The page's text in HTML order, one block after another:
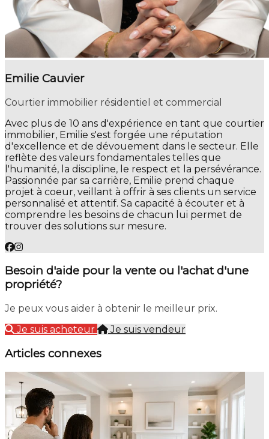
Emilie Cauvier
Courtier immobilier résidentiel et commercial
Avec plus de 10 ans d'expérience en tant que courtier
immobilier, Emilie s'est forgée une réputation
d'excellence et de dévouement dans le secteur. Elle
reflète des valeurs fondamentales telles que
l'humanité, la discipline, le respect et la persévérance.
Passionnée par sa carrière, Emilie prend chaque
projet à coeur, veillant à offrir à ses clients un service
personnalisé et attentif. Sa capacité à écouter et à
comprendre les besoins de chacun lui permet de
trouver des solutions sur mesure.
Besoin d'aide pour la vente ou l'achat d'une
propriété?
Je peux vous aider à obtenir le meilleur prix.
Je suis acheteur
Je suis vendeur
Articles connexes